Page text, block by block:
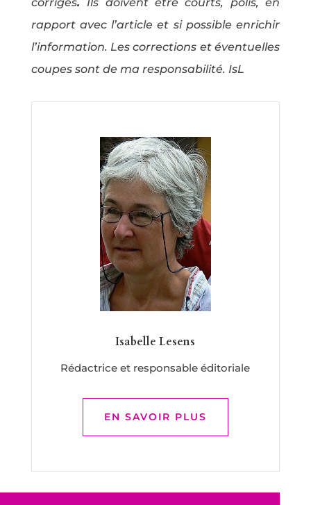
corrigés. Ils doivent être courts, polis, en
rapport avec l’article et si possible enrichir
l’information. Les corrections et éventuelles
coupes sont de ma responsabilité. IsL
Isabelle Lesens
Rédactrice et responsable éditoriale
EN SAVOIR PLUS